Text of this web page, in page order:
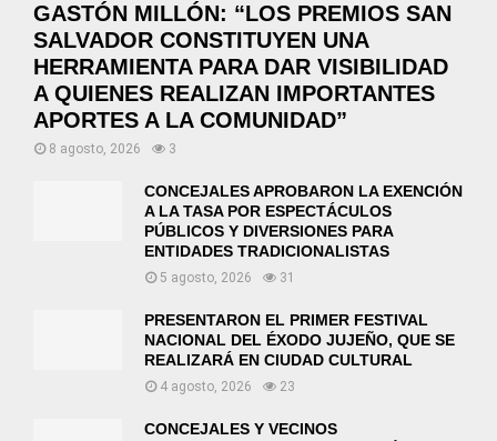
GASTÓN MILLÓN: “LOS PREMIOS SAN
SALVADOR CONSTITUYEN UNA
HERRAMIENTA PARA DAR VISIBILIDAD
A QUIENES REALIZAN IMPORTANTES
APORTES A LA COMUNIDAD”
8 agosto, 2026 3
CONCEJALES APROBARON LA EXENCIÓN
A LA TASA POR ESPECTÁCULOS
PÚBLICOS Y DIVERSIONES PARA
ENTIDADES TRADICIONALISTAS
5 agosto, 2026 31
PRESENTARON EL PRIMER FESTIVAL
NACIONAL DEL ÉXODO JUJEÑO, QUE SE
REALIZARÁ EN CIUDAD CULTURAL
4 agosto, 2026 23
CONCEJALES Y VECINOS